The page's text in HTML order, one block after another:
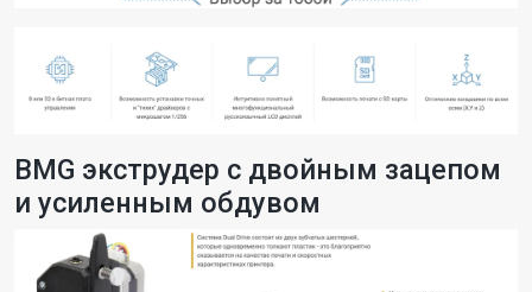
BMG экструдер с двойным зацепом
и усиленным обдувом